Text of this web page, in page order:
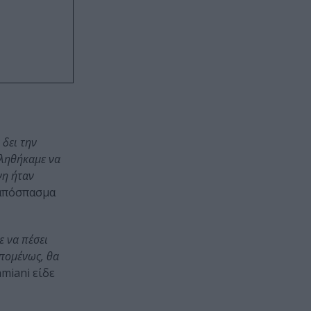
την
να
ήταν
να πέσει
θα
είδε